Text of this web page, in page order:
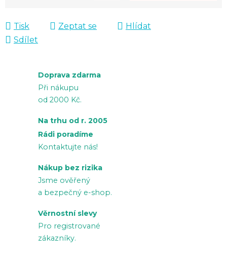
Tisk Zeptat se
Hlídat
Sdílet
Doprava zdarma
Při nákupu
od 2000 Kč.
Na trhu od r. 2005
Rádi poradíme
Kontaktujte nás!
Nákup bez rizika
Jsme ověřený
a bezpečný e-shop.
Věrnostní slevy
Pro registrované
zákazníky.